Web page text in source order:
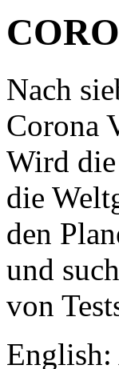
Nach
Corona
Wird
die
den
und
von
English: